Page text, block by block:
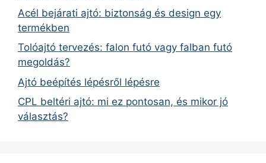
Acél bejárati ajtó: biztonság és design egy
termékben
Tolóajtó tervezés: falon futó vagy falban futó
megoldás?
Ajtó beépítés lépésről lépésre
CPL beltéri ajtó: mi ez pontosan, és mikor jó
választás?